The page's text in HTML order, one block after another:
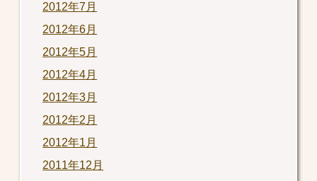
2012年7月
2012年6月
2012年5月
2012年4月
2012年3月
2012年2月
2012年1月
2011年12月